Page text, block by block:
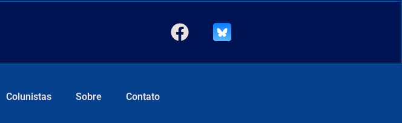
Colunistas Sobre Contato